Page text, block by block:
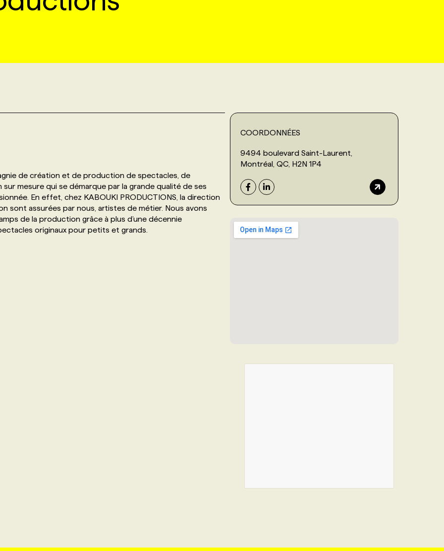
de création et de production de spectacles, de
mesure qui se démarque par la grande qualité de ses
En effet, chez KABOUKI PRODUCTIONS, la direction
sont assurées par nous, artistes de métier. Nous avons
de la production grâce à plus d’une décennie
originaux pour petits et grands.
COORDONNÉES
9494 boulevard Saint-Laurent,
Montréal, QC, H2N 1P4